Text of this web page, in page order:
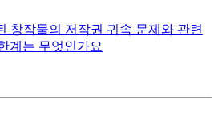
창작물의 저작권 귀속 문제와 관련
계는 무엇인가요